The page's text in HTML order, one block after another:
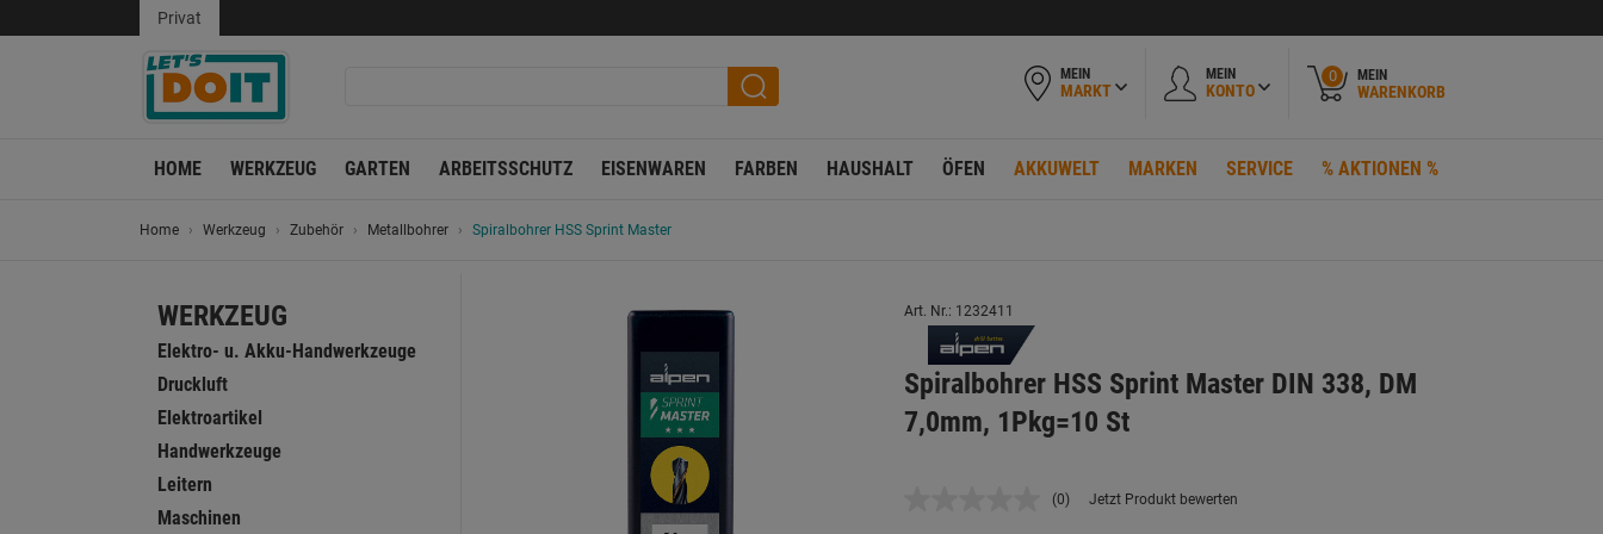
Privat
MEIN
MARKT
MEIN
KONTO
0 MEIN
WARENKORB
HOME WERKZEUG GARTEN ARBEITSSCHUTZ EISENWAREN FARBEN HAUSHALT ÖFEN AKKUWELT MARKEN SERVICE % AKTIONEN %
Home Werkzeug Zubehör Metallbohrer Spiralbohrer HSS Sprint Master
WERKZEUG
Elektro- u. Akku-Handwerkzeuge
Druckluft
Elektroartikel
Handwerkzeuge
Leitern
Maschinen
Art. Nr.: 1232411
Spiralbohrer HSS Sprint Master DIN 338, DM
7,0mm, 1Pkg=10 St
Kein
(0) Jetzt Produkt bewerten